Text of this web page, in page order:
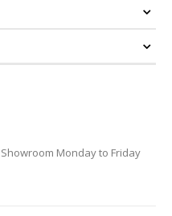
Monday to Friday